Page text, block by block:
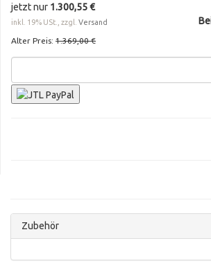
jetzt nur 1.300,55 €
inkl. 19% USt., zzgl. Versand
Alter Preis: 1.369,00 €
Zubehör